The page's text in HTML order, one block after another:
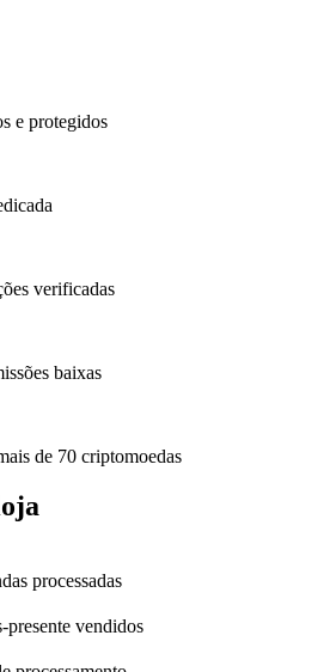
e protegidos
verificadas
baixas
de 70 criptomoedas
processadas
presente vendidos